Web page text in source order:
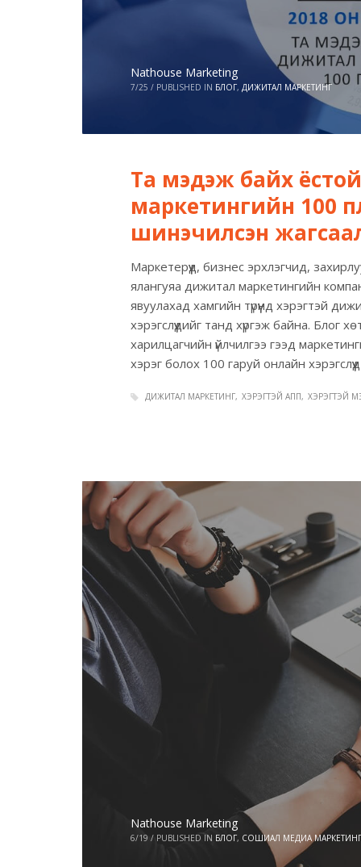
Nathouse Marketing
7/25 / PUBLISHED IN БЛОГ, ДИЖИТАЛ МАРКЕТИНГ
Та мэдэж байх
маркетингийн 100
шинэчилсэн
Маркетерүүд, бизнес эрхлэгчид,
ялангуяа дижитал маркетингийн
явуулахад хамгийн түрүүнд хэрэгтэй
хэрэгслүүдийг танд хүргэж байна. Блог
харилцагчийн үйлчилгээ гээд
хэрэг болох 100 гаруй онлайн
ДИЖИТАЛ МАРКЕТИНГ ХЭРЭГТЭЙ АПП ХЭРЭГТЭЙ
Nathouse Marketing
6/19 / PUBLISHED IN БЛОГ, СОШИАЛ МЕДИА МАРКЕТИНГ